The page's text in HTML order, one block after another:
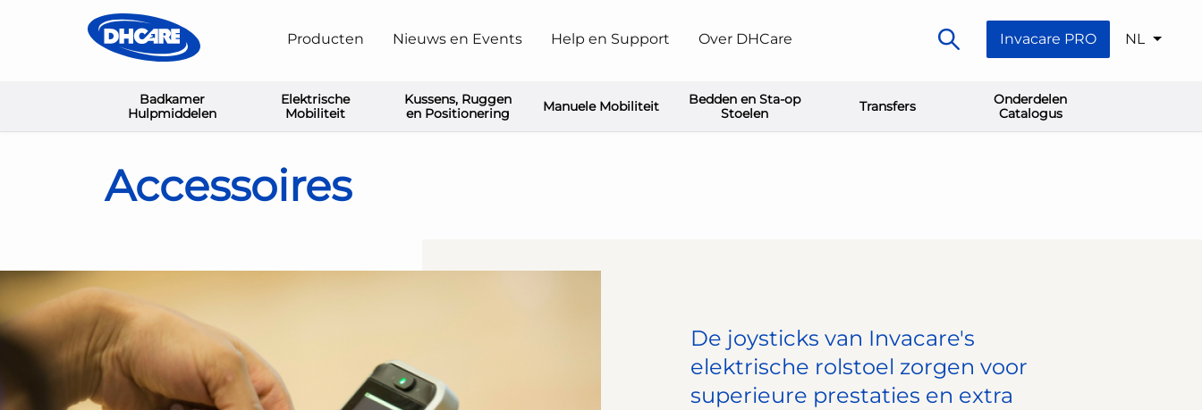
Producten
Badkamer
Hulpmiddelen
Elektrische
Mobiliteit
Kussens, Ruggen
en Positionering
Manuele Mobiliteit
Bedden en Sta-op
Stoelen
Transfers
Onderdelen
Catalogus
Nieuws en Events Help en Support Over DHCare NL
Invacare PRO
Home Elektrische Mobiliteit Accessoires
Accessoires
De joysticks van Invacare's
elektrische rolstoel zorgen voor
superieure prestaties en extra